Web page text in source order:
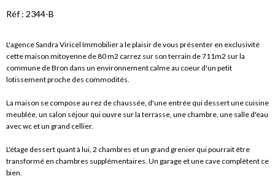
Réf : 2344-B
L'agence Sandra Viricel Immobilier a le plaisir de vous présenter en exclusivité
cette maison mitoyenne de 80 m2 carrez sur son terrain de 711m2 sur la
commune de Bron dans un environnement calme au coeur d'un petit
lotissement proche des commodités.
La maison se compose au rez de chaussée, d'une entrée qui dessert une cuisine
meublée, un salon séjour qui ouvre sur la terrasse, une chambre, une salle d'eau
avec wc et un grand cellier.
L'étage dessert quant à lui, 2 chambres et un grand grenier qui pourrait être
transformé en chambres supplémentaires. Un garage et une cave complètent ce
bien.